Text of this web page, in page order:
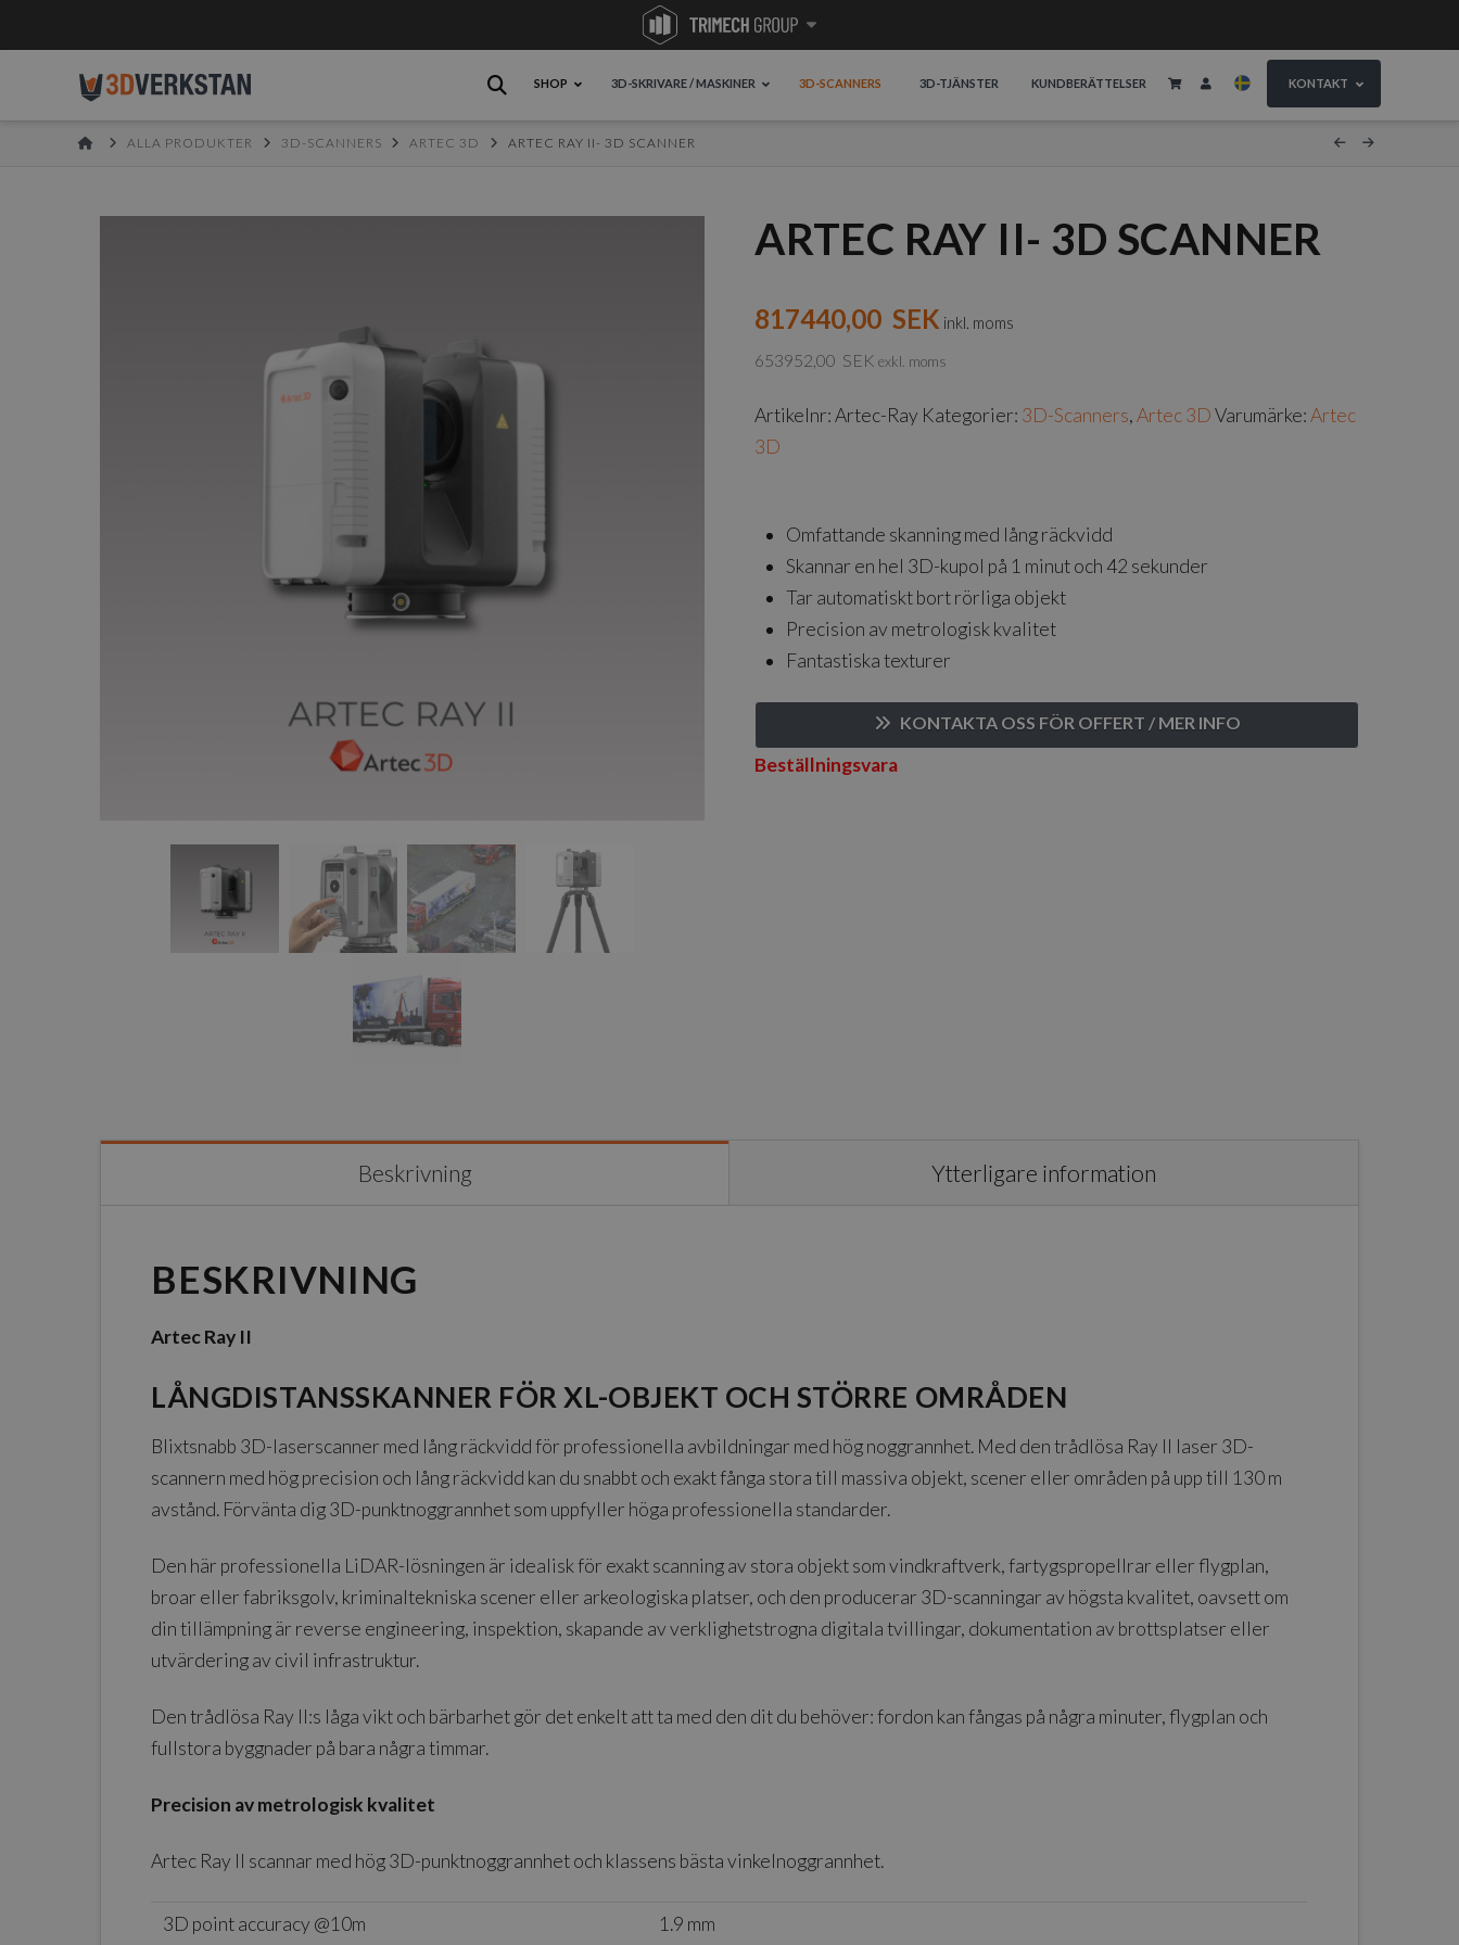
SHOP 3D-SKRIVARE / MASKINER 3D-SCANNERS 3D-TJÄNSTER KUNDBERÄTTELSER KONTAKT
HOMEALLA PRODUKTER 3D-SCANNERS ARTEC 3D ARTEC RAY II- 3D SCANNER
ARTEC RAY II- 3D SCANNER
817440,00 SEK inkl. moms
653952,00 SEK exkl. moms
Artikelnr:Artec-Ray Kategorier: 3D-Scanners,Artec 3D Varumärke:Artec
3D
Omfattande skanning med lång räckvidd
Skannar en hel 3D-kupol på 1 minut och 42 sekunder
Tar automatiskt bort rörliga objekt
Precision av metrologisk kvalitet
Fantastiska texturer
KONTAKTA OSS FÖR OFFERT / MER INFO
Beställningsvara
Beskrivning Ytterligare information
BESKRIVNING
Artec Ray II
LÅNGDISTANSSKANNER FÖR XL-OBJEKT OCH STÖRRE OMRÅDEN
Blixtsnabb 3D-laserscanner med lång räckvidd för professionella avbildningar med hög noggrannhet. Med den trådlösa Ray II laser 3D-
scannern med hög precision och lång räckvidd kan du snabbt och exakt fånga stora till massiva objekt, scener eller områden på upp till 130 m
avstånd. Förvänta dig 3D-punktnoggrannhet som uppfyller höga professionella standarder.
Den här professionella LiDAR-lösningen är idealisk för exakt scanning av stora objekt som vindkraftverk, fartygspropellrar eller flygplan,
broar eller fabriksgolv, kriminaltekniska scener eller arkeologiska platser, och den producerar 3D-scanningar av högsta kvalitet, oavsett om
din tillämpning är reverse engineering, inspektion, skapande av verklighetstrogna digitala tvillingar, dokumentation av brottsplatser eller
utvärdering av civil infrastruktur.
Den trådlösa Ray II:s låga vikt och bärbarhet gör det enkelt att ta med den dit du behöver: fordon kan fångas på några minuter, flygplan och
fullstora byggnader på bara några timmar.
Precision av metrologisk kvalitet
Artec Ray II scannar med hög 3D-punktnoggrannhet och klassens bästa vinkelnoggrannhet.
3D point accuracy @10m
1.9 mm